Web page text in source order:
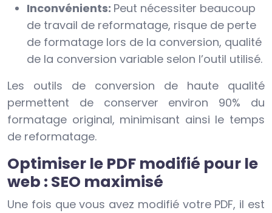
Inconvénients: Peut nécessiter beaucoup
de travail de reformatage, risque de perte
de formatage lors de la conversion, qualité
de la conversion variable selon l’outil utilisé.
Les outils de conversion de haute qualité
permettent de conserver environ 90% du
formatage original, minimisant ainsi le temps
de reformatage.
Optimiser le PDF modifié pour le
web : SEO maximisé
Une fois que vous avez modifié votre PDF, il est